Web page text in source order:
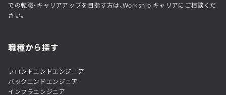
での転職・キャリアアップを目指す方は、Workship キャリアにご相談くだ
さい。
職種から探す
フロントエンドエンジニア
バックエンドエンジニア
インフラエンジニア